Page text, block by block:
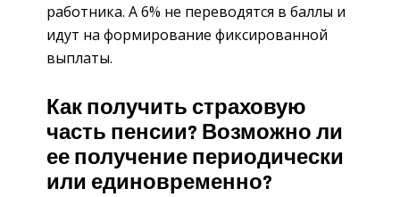
работника. А 6% не переводятся в баллы и
идут на формирование фиксированной
выплаты.
Как получить страховую
часть пенсии? Возможно ли
ее получение периодически
или единовременно?